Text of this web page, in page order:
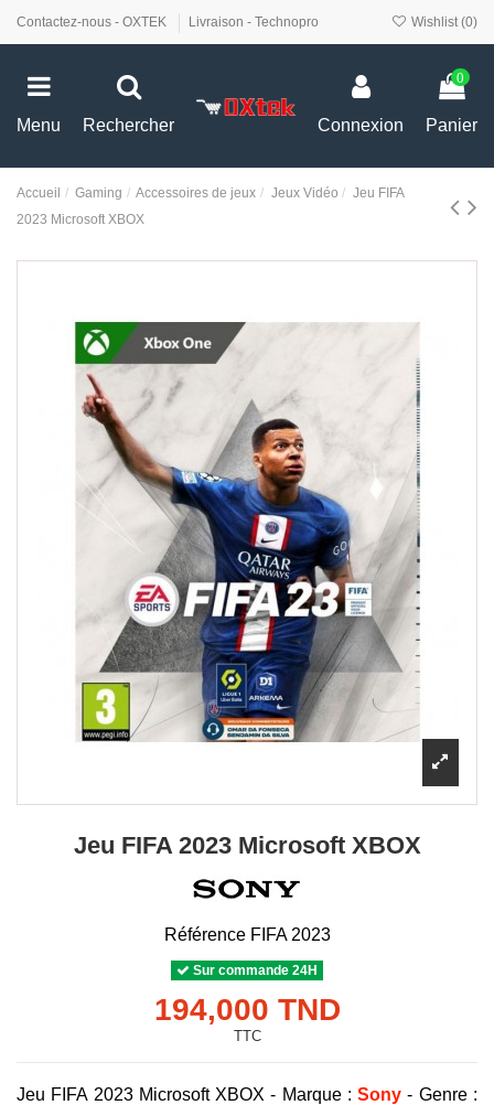
Contactez-nous - OXTEK Livraison - Technopro Wishlist (0)
Menu Rechercher Connexion
0
Panier
Accueil Gaming Accessoires de jeux Jeux Vidéo
Jeu FIFA
2023 Microsoft XBOX
Jeu FIFA 2023 Microsoft XBOX
Référence FIFA 2023
Sur commande 24H
194,000 TND
TTC
Jeu FIFA 2023 Microsoft XBOX - Marque :Sony - Genre :